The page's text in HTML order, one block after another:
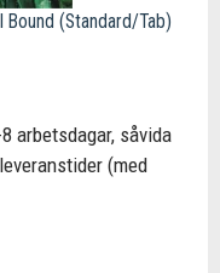
(Standard/Tab)
arbetsdagar, såvida
(med